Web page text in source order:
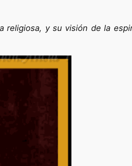
y su visión de la